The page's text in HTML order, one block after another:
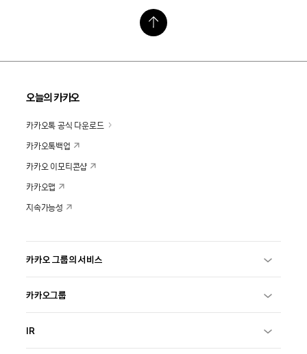
오늘의 카카오
카카오톡 공식 다운로드
카카오톡백업
카카오 이모티콘샵
카카오맵
지속가능성
카카오 그룹의 서비스
카카오그룹
IR